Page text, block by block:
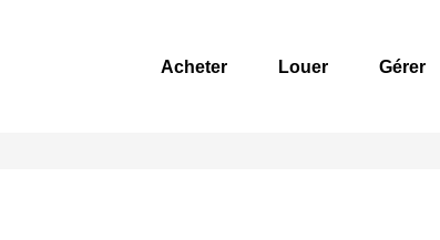
Acheter Louer Gérer